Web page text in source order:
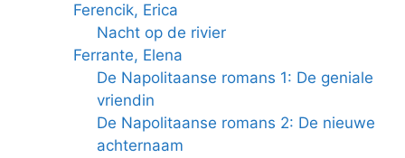
Ferencik, Erica
Nacht op de rivier
Ferrante, Elena
De Napolitaanse romans 1: De geniale
vriendin
De Napolitaanse romans 2: De nieuwe
achternaam